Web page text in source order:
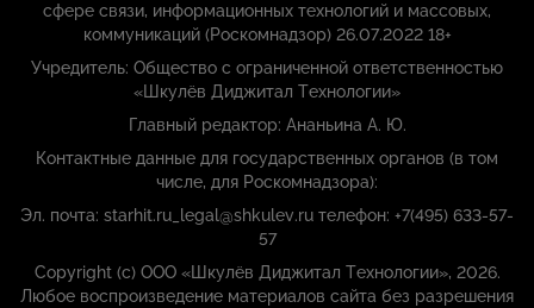
сфере связи, информационных технологий и массовых,
коммуникаций (Роскомнадзор) 26.07.2022 18+
Учредитель: Общество с ограниченной ответственностью
«Шкулёв Диджитал Технологии»
Главный редактор: Ананьина А. Ю.
Контактные данные для государственных органов (в том
числе, для Роскомнадзора):
Эл. почта: starhit.ru_legal@shkulev.ru телефон: +7(495) 633-57-
57
Copyright (с) ООО «Шкулёв Диджитал Технологии», 2026.
Любое воспроизведение материалов сайта без разрешения